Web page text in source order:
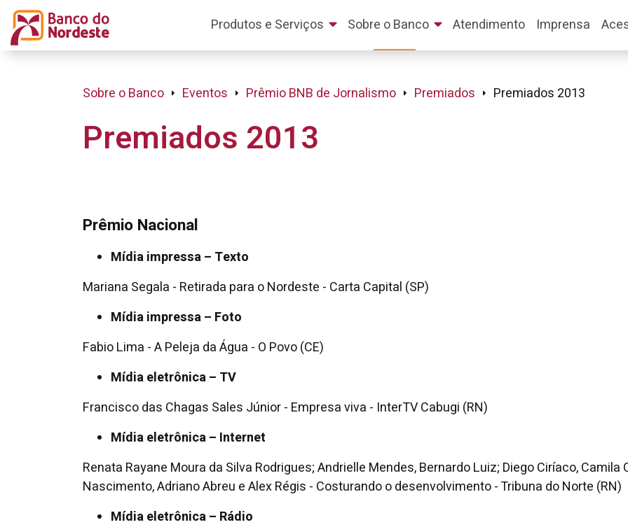
Produtos e Serviços Sobre o Banco Atendimento Imprensa
Sobre o Banco Eventos Prêmio BNB de Jornalismo Premiados Premiados 2013
Premiados 2013
Prêmio Nacional
Mídia impressa – Texto
Mariana Segala - Retirada para o Nordeste - Carta Capital (SP)
Mídia impressa – Foto
Fabio Lima - A Peleja da Água - O Povo (CE)
Mídia eletrônica – TV
Francisco das Chagas Sales Júnior - Empresa viva - InterTV Cabugi (RN)
Mídia eletrônica – Internet
Renata Rayane Moura da Silva Rodrigues; Andrielle Mendes, Bernardo Luiz; Diego Ciríaco,
Nascimento, Adriano Abreu e Alex Régis - Costurando o desenvolvimento - Tribuna do Norte (RN)
Mídia eletrônica – Rádio